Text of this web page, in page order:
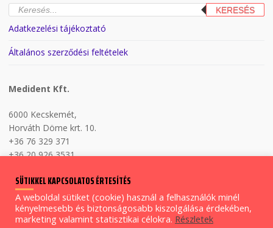
Products
search KERESÉS
Adatkezelési tájékoztató
Általános szerződési feltételek
Medident Kft.
6000 Kecskemét,
Horváth Döme krt. 10.
+36 76 329 371
+36 20 926 3531
Copyright © Medident Kft. 2026.
SÜTIKKEL KAPCSOLATOS ÉRTESÍTÉS
A weboldal sütiket (cookie) használ a felhasználók minél
kényelmesebb és biztonságosabb kiszolgálása érdekében,
marketing valamint statisztikai célokra. Részletek